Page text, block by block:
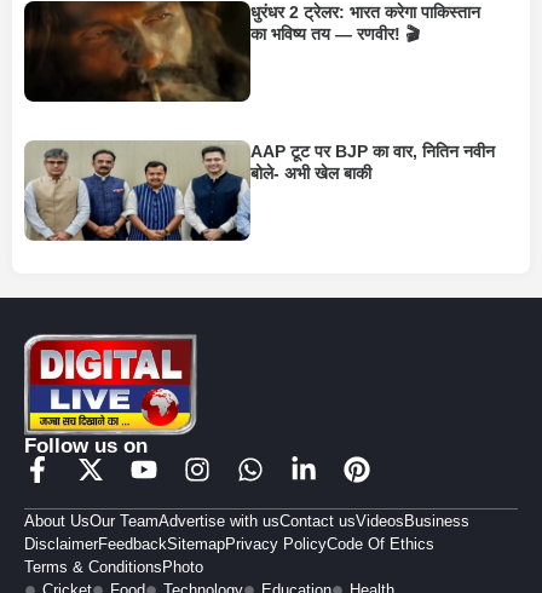
धुरंधर 2 ट्रेलर: भारत करेगा पाकिस्तान
का भविष्य तय — रणवीर! 🎬
AAP टूट पर BJP का वार, नितिन नवीन
बोले- अभी खेल बाकी
Follow us on
About UsOur TeamAdvertise with usContact usVideos Business
DisclaimerFeedbackSitemapPrivacy PolicyCode Of Ethics
Terms & Conditions Photo